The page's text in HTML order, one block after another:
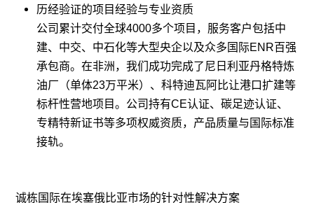
历经验证的项目经验与专业资质
公司累计交付全球4000多个项目，服务客户包括中
建、中交、中石化等大型央企以及众多国际ENR百强
承包商。在非洲，我们成功完成了尼日利亚丹格特炼
油厂（单体23万平米）、科特迪瓦阿比让港口扩建等
标杆性营地项目。公司持有CE认证、碳足迹认证、
专精特新证书等多项权威资质，产品质量与国际标准
接轨。
诚栋国际在埃塞俄比亚市场的针对性解决方案